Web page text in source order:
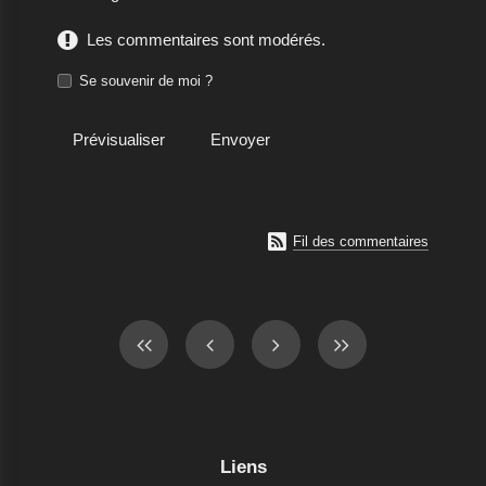
Les commentaires sont modérés.
Se souvenir de moi ?
 Fil des commentaires
Liens